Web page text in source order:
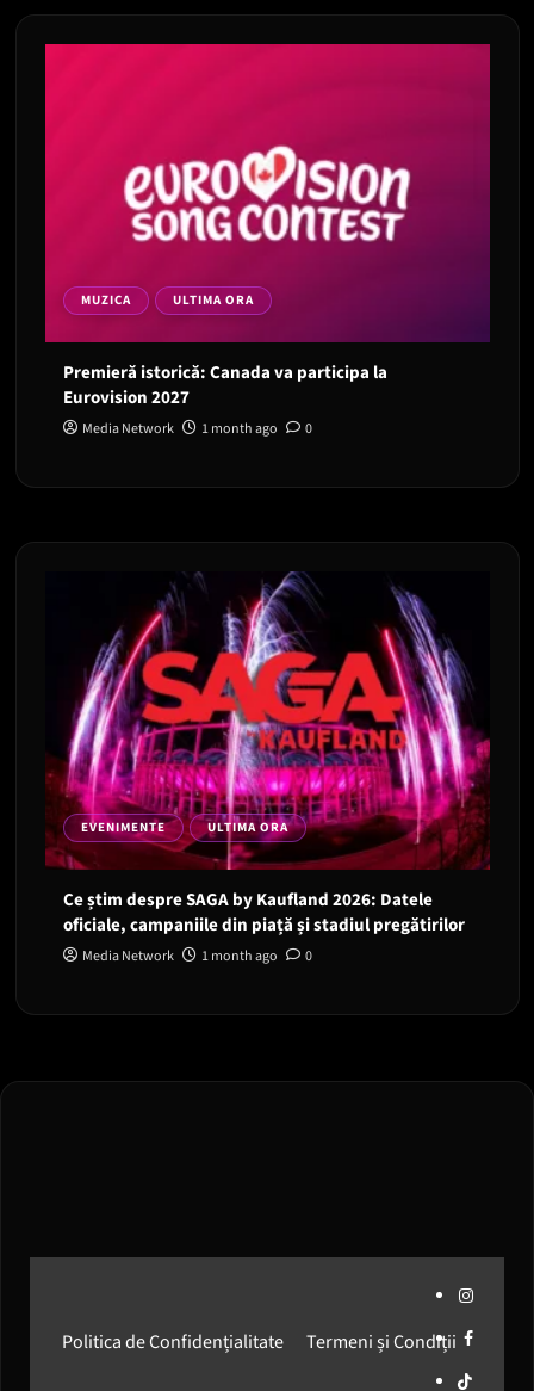
MUZICA ULTIMA ORA
Premieră istorică: Canada va participa la
Eurovision 2027
Media Network 1 month ago 0
EVENIMENTE ULTIMA ORA
Ce știm despre SAGA by Kaufland 2026: Datele
oficiale, campaniile din piață și stadiul pregătirilor
Media Network 1 month ago 0
Politica de Confidențialitate Termeni și Condiții
Instagram
Facebook
Media